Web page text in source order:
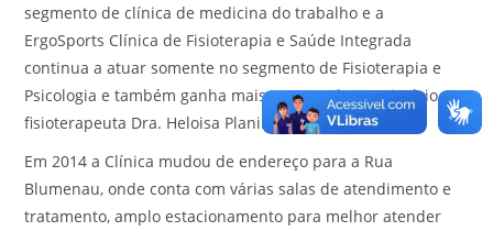
segmento de clínica de medicina do trabalho e a
ErgoSports Clínica de Fisioterapia e Saúde Integrada
continua a atuar somente no segmento de Fisioterapia e
Psicologia e também ganha mais um membro societário, a
fisioterapeuta Dra. Heloisa Planinc.
Em 2014 a Clínica mudou de endereço para a Rua
Blumenau, onde conta com várias salas de atendimento e
tratamento, amplo estacionamento para melhor atender